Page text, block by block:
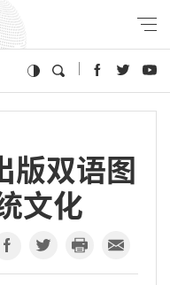
版双语图
文化